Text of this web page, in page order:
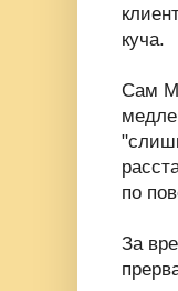
куча.
Сам
по
За